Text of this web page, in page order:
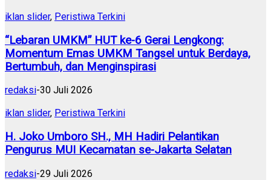
iklan slider, Peristiwa Terkini
“Lebaran UMKM” HUT ke-6 Gerai Lengkong:
Momentum Emas UMKM Tangsel untuk Berdaya,
Bertumbuh, dan Menginspirasi
redaksi-30 Juli 2026
iklan slider, Peristiwa Terkini
H. Joko Umboro SH., MH Hadiri Pelantikan
Pengurus MUI Kecamatan se-Jakarta Selatan
redaksi-29 Juli 2026